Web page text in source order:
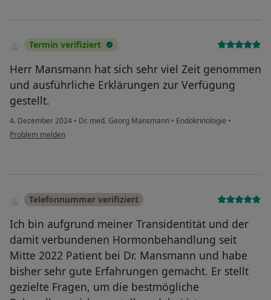
Termin verifiziert
Herr Mansmann hat sich sehr viel Zeit genommen
und ausführliche Erklärungen zur Verfügung
gestellt.
4. Dezember 2024 • Dr. med. Georg Mansmann • Endokrinologie •
Problem melden
Telefonnummer verifiziert
Ich bin aufgrund meiner Transidentität und der
damit verbundenen Hormonbehandlung seit
Mitte 2022 Patient bei Dr. Mansmann und habe
bisher sehr gute Erfahrungen gemacht. Er stellt
gezielte Fragen, um die bestmögliche